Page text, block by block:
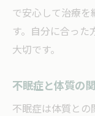
で安心して治療を
す。自分に合っ
大切です。
不眠症と体質の
不眠症は体質と